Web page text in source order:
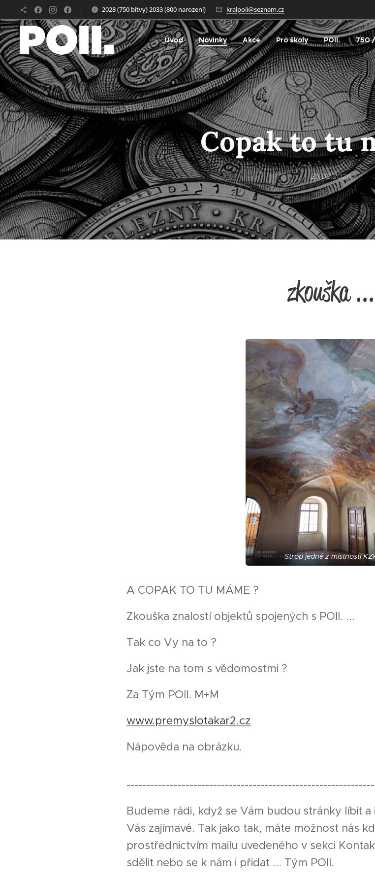
2028 (750 bitvy) 2033 (800 narození) kralpoii@seznam.cz
Úvod Novinky Akce Pro školy POII. 750
Copak to tu
25.02.2026
zkouška ...
Strop jedné z místností
A COPAK TO TU MÁME ?
Zkouška znalostí objektů spojených s POII. ...
Tak co Vy na to ?
Jak jste na tom s vědomostmi ?
Za Tým POII. M+M
www.premyslotakar2.cz
Nápověda na obrázku.
Budeme rádi, když se Vám budou stránky líbit
Vás zajímavé. Tak jako tak, máte možnost nás
prostřednictvím mailu uvedeného v sekci
sdělit nebo se k nám i přidat ... Tým POII.